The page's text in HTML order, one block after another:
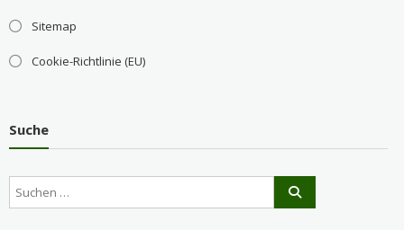
Sitemap
Cookie-Richtlinie (EU)
Suche